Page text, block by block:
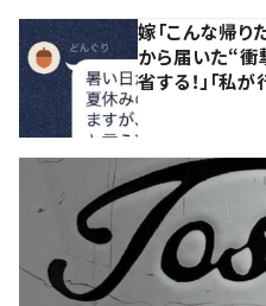
嫁「こんな帰り
から届いた“衝
省する！」「私が